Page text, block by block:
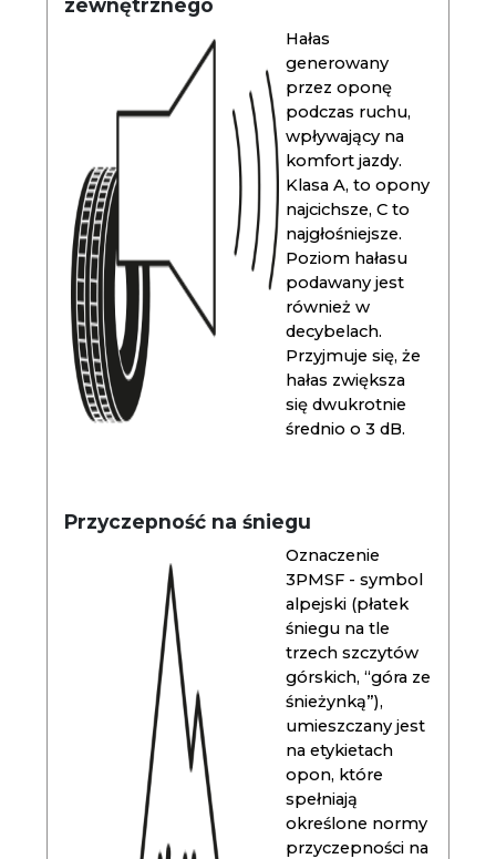
zewnętrznego
Hałas
generowany
przez oponę
podczas ruchu,
wpływający na
komfort jazdy.
Klasa A, to opony
najcichsze, C to
najgłośniejsze.
Poziom hałasu
podawany jest
również w
decybelach.
Przyjmuje się, że
hałas zwiększa
się dwukrotnie
średnio o 3 dB.
Przyczepność na śniegu
Oznaczenie
3PMSF - symbol
alpejski (płatek
śniegu na tle
trzech szczytów
górskich, “góra ze
śnieżynką”),
umieszczany jest
na etykietach
opon, które
spełniają
określone normy
przyczepności na